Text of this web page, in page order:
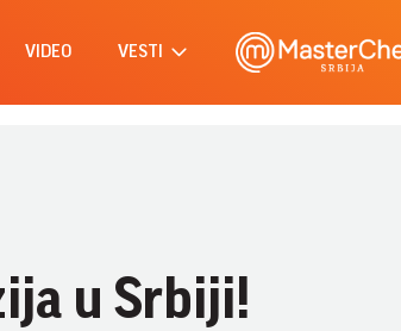
VIDEO VESTI
u Srbiji!